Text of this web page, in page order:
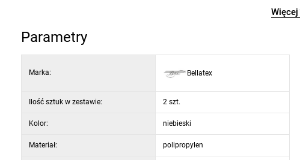
Więcej
Parametry
Marka: Bellatex
Ilość sztuk w zestawie: 2 szt.
Kolor: niebieski
Materiał: polipropylen